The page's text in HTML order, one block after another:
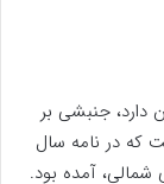
دارد، جنبشی بر
که در نامه سال